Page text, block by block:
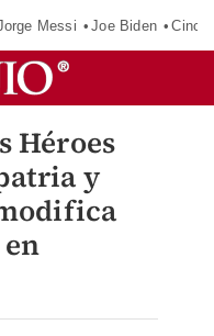
Messi Joe Biden
Héroes
y